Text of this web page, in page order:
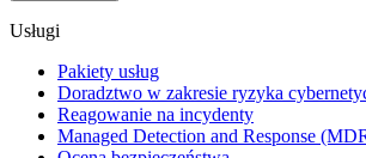
Usługi
Pakiety usług
Doradztwo w zakresie ryzyka
Reagowanie na incydenty
Managed Detection and Response